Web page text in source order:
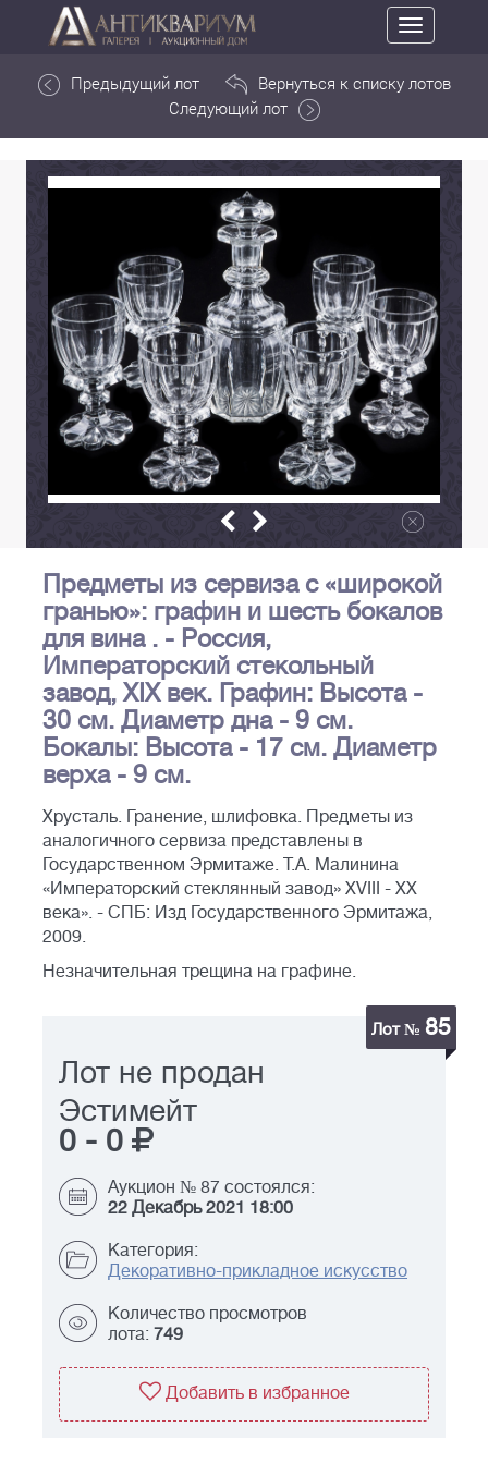
Toggle
navigation
Предыдущий лот
Вернуться к списку лотов
Следующий лот
Предметы из сервиза с «широкой
гранью»: графин и шесть бокалов
для вина . - Россия,
Императорский стекольный
завод, XIX век. Графин: Высота -
30 см. Диаметр дна - 9 см.
Бокалы: Высота - 17 см. Диаметр
верха - 9 см.
Хрусталь. Гранение, шлифовка. Предметы из
аналогичного сервиза представлены в
Государственном Эрмитаже. Т.А. Малинина
«Императорский стеклянный завод» XVIII - XX
века». - СПБ: Изд Государственного Эрмитажа,
2009.
Незначительная трещина на графине.
Лот № 85
Лот не продан
Эстимейт
0 - 0
Аукцион № 87 состоялся:
22 Декабрь 2021 18:00
Категория:
Декоративно-прикладное искусство
Количество просмотров
лота: 749
Добавить в избранное